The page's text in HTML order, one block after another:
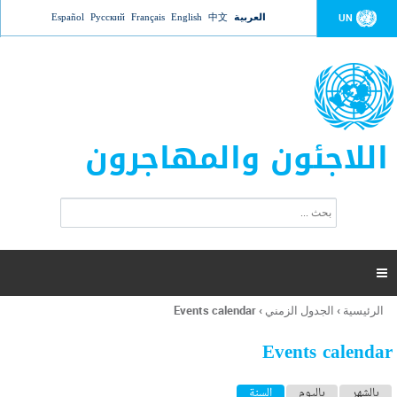
Jump to navigation UN العربية 中文
English
Français
Русский
Español
اللاجئون والمهاجرون
ت
ر
ل
ح
ب

أنت
هنا
الرئيسية › الجدول الزمني ›
Events calendar
Events calendar